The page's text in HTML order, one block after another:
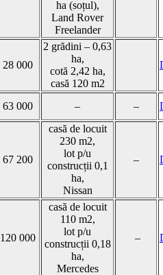
ha (soțul),
Land Rover
Freelander
28 000
2 grădini – 0,63
ha,
cotă 2,42 ha,
casă 120 m2
63 000 – –
67 200
casă de locuit
230 m2,
lot p/u
construcții 0,1
ha,
Nissan
–
120 000
casă de locuit
110 m2,
lot p/u
construcții 0,18
ha,
Mercedes
–